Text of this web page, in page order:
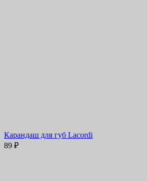
Карандаш для губ Lacordi
89 ₽